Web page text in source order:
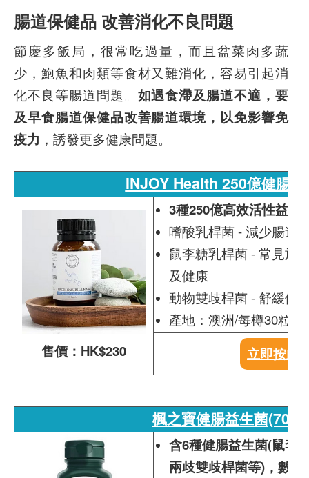
腸道保健品 改善消化不良問題
節慶多飯局，很常吃過量，而且盆菜肉多蔬
少，鮑魚和肉類等食材又難消化，容易引起消
化不良等腸道問題。 如遇食滯及腸道不適，要
及早食腸道保健品改善腸道環境，以免影響免
疫力 ，誘發更多健康問題。
INJOY Health 250億健腸樂
售價：HK$230
3種250億高效活性益生
嗜酸乳桿菌 - 減少腸道
鼠李糖乳桿菌 - 常見於
及健康
動物雙歧桿菌 - 舒緩便
產地：澳洲/每樽30粒
立即按此
楓之寶健腸益生菌(70億)
含6種健腸益生菌(鼠李
兩歧雙歧桿菌等)，數